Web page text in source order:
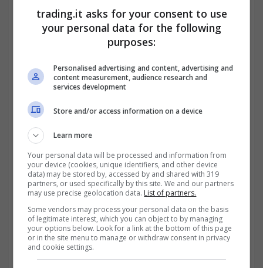
Redditi, gli eredi possono usufruire dei
servizi telematici dell’Agenzia delle Entrate
oppure rivolgersi a un CAF/Patronato o a un
professionista abilitato. Sulla base delle
indicazioni fornite dall’Agenzia delle Entrate,
chi presenta la documentazione per conto di
un contribuente deceduto deve compilare e
sottoscrivere due Modelli 730, specificando
su entrambi sia il codice fiscale del deceduto
sia il proprio.
trading.it asks for your consent to use
your personal data for the following
purposes:
Personalised advertising and content, advertising and
content measurement, audience research and
services development
Store and/or access information on a device
Learn more
Your personal data will be processed and information from
your device (cookies, unique identifiers, and other device
data) may be stored by, accessed by and shared with 319
partners, or used specifically by this site. We and our partners
may use precise geolocation data. List of partners.
Some vendors may process your personal data on the basis
of legitimate interest, which you can object to by managing
your options below. Look for a link at the bottom of this page
or in the site menu to manage or withdraw consent in privacy
and cookie settings.